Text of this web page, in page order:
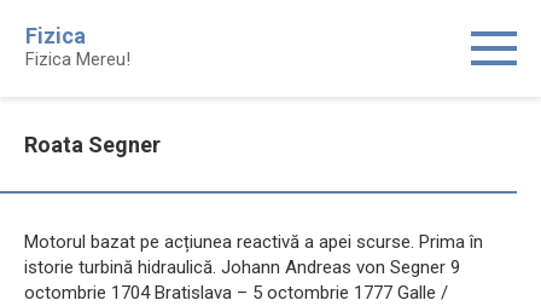
content
Fizica
Fizica Mereu!
Roata Segner
Motorul bazat pe acțiunea reactivă a apei scurse. Prima în
istorie turbină hidraulică. Johann Andreas von Segner 9
octombrie 1704 Bratislava – 5 octombrie 1777 Galle /